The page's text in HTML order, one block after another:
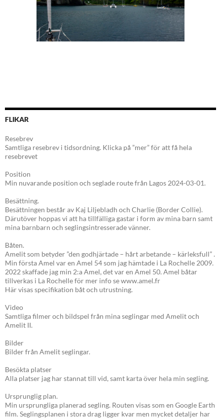
FLIKAR
Resebrev
Samtliga resebrev i tidsordning. Klicka på ”mer” för att få hela
resebrevet
Position
Min nuvarande position och seglade route från Lagos 2024-03-01.
Besättning.
Besättningen består av Kaj Liljebladh och Charlie (Border Collie).
Därutöver hoppas vi att ha tillfälliga gastar i form av mina barn samt
mina barnbarn och seglingsintresserade vänner.
Båten.
Amelit som betyder ”den godhjärtade – hårt arbetande – kärleksfull” .
Min första Amel var en Amel 54 som jag hämtade i La Rochelle 2009.
2022 skaffade jag min 2:a Amel, det var en Amel 50. Amel båtar
tillverkas i La Rochelle för mer info se www.amel.fr
Här visas specifikation båt och utrustning.
Video
Samtliga filmer och bildspel från mina seglingar med Amelit och
Amelit II.
Bilder
Bilder från Amelit seglingar.
Besökta platser
Alla platser jag har stannat till vid, samt karta över hela min segling.
Ursprunglig plan.
Min ursprungliga planerad segling. Routen visas som en Google Earth
film. Seglingsplanen i stora drag ligger kvar men mycket detaljer har